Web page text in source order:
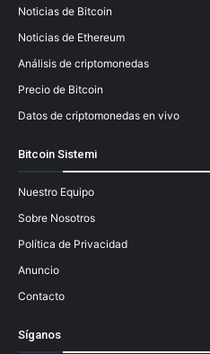
Noticias de Bitcoin
Noticias de Ethereum
Análisis de criptomonedas
Precio de Bitcoin
Datos de criptomonedas en vivo
Bitcoin Sistemi
Nuestro Equipo
Sobre Nosotros
Política de Privacidad
Anuncio
Contacto
Síganos